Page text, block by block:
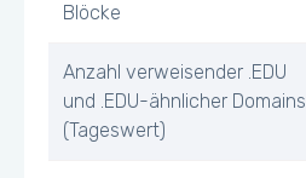
Blöcke
Anzahl verweisender .EDU
und .EDU-ähnlicher Domains
(Tageswert)